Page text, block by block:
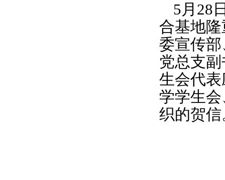
5月28
合基地
委宣传
党总支
生会代
学学生
织的贺信